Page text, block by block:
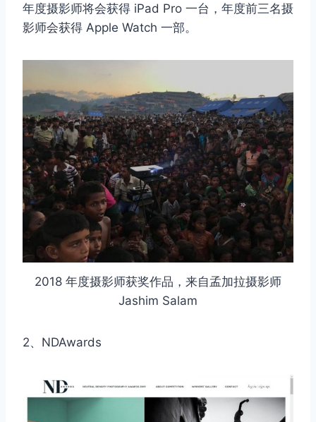
年度摄影师将会获得 iPad Pro 一台，年度前三名摄
影师会获得 Apple Watch 一部。
2018 年度摄影师获奖作品，来自孟加拉摄影师
Jashim Salam
2、NDAwards